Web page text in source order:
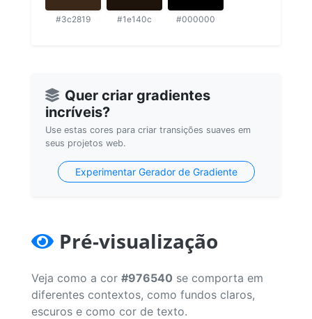
#3c2819 #1e140c #000000
Quer criar gradientes
incríveis?
Use estas cores para criar transições suaves em
seus projetos web.
Experimentar Gerador de Gradiente
Pré-visualização
Veja como a cor #976540 se comporta em
diferentes contextos, como fundos claros,
escuros e como cor de texto.